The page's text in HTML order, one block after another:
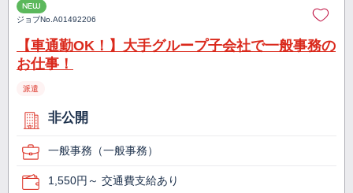
NEW
ジョブNo.A01492206
【車通勤OK！】大手グループ子会社で一般事務の
お仕事！
派遣
非公開
一般事務（一般事務）
1,550円～ 交通費支給あり